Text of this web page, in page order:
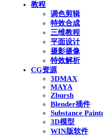
教程
调色剪辑
特效合成
三维教程
平面设计
摄影摄像
特效解析
CG资源
3DMAX
MAYA
Zbursh
Blender插件
Substance
3D模型
WIN版软件